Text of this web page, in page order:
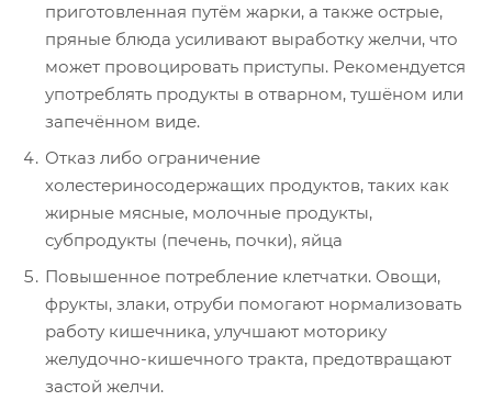
приготовленная путём жарки, а также острые,
пряные блюда усиливают выработку желчи, что
может провоцировать приступы. Рекомендуется
употреблять продукты в отварном, тушёном или
запечённом виде.
Отказ либо ограничение
холестериносодержащих продуктов, таких как
жирные мясные, молочные продукты,
субпродукты (печень, почки), яйца
Повышенное потребление клетчатки. Овощи,
фрукты, злаки, отруби помогают нормализовать
работу кишечника, улучшают моторику
желудочно-кишечного тракта, предотвращают
застой желчи.